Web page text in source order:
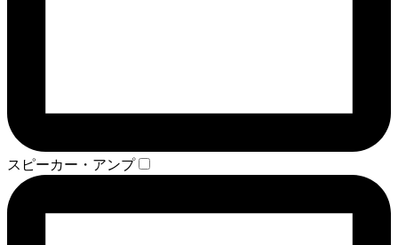
スピーカー・アンプ